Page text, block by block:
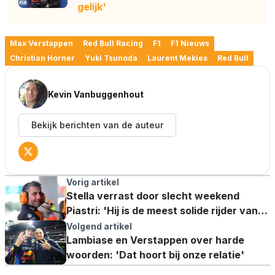
gelijk'
Max Verstappen Red Bull Racing F1
F1 Nieuws
Christian Horner
Yuki Tsunoda Laurent Mekies Red Bull
Kevin Vanbuggenhout
Bekijk berichten van de auteur
Vorig artikel
Stella verrast door slecht weekend
Piastri: 'Hij is de meest solide rijder van
het veld'
Volgend artikel
Lambiase en Verstappen over harde
woorden: 'Dat hoort bij onze relatie'